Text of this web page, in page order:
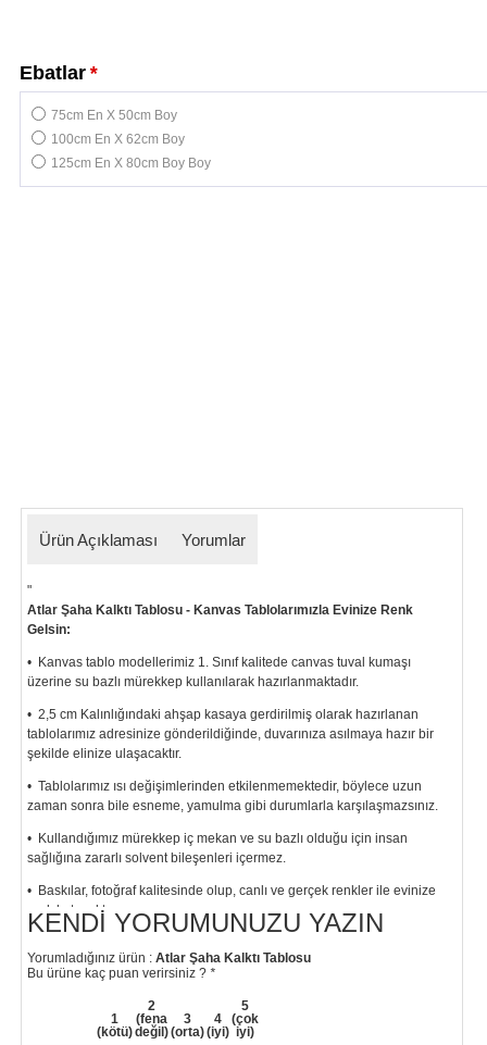
*
Ebatlar
75cm En X 50cm Boy
100cm En X 62cm Boy
125cm En X 80cm Boy Boy
Ürün Açıklaması Yorumlar
"
Atlar Şaha Kalktı Tablosu - Kanvas Tablolarımızla Evinize Renk
Gelsin:
• Kanvas tablo modellerimiz 1. Sınıf kalitede canvas tuval kumaşı
üzerine su bazlı mürekkep kullanılarak hazırlanmaktadır.
• 2,5 cm Kalınlığındaki ahşap kasaya gerdirilmiş olarak hazırlanan
tablolarımız adresinize gönderildiğinde, duvarınıza asılmaya hazır bir
şekilde elinize ulaşacaktır.
• Tablolarımız ısı değişimlerinden etkilenmemektedir, böylece uzun
zaman sonra bile esneme, yamulma gibi durumlarla karşılaşmazsınız.
• Kullandığımız mürekkep iç mekan ve su bazlı olduğu için insan
sağlığına zararlı solvent bileşenleri içermez.
• Baskılar, fotoğraf kalitesinde olup, canlı ve gerçek renkler ile evinize
renk katacaktır.
KENDI YORUMUNUZU YAZIN
Yorumladığınız ürün : Atlar Şaha Kalktı Tablosu
Bu ürüne kaç puan verirsiniz ? *
1
(kötü)
2
(fena
değil)
3
(orta)
4
(iyi)
5
(çok
iyi)